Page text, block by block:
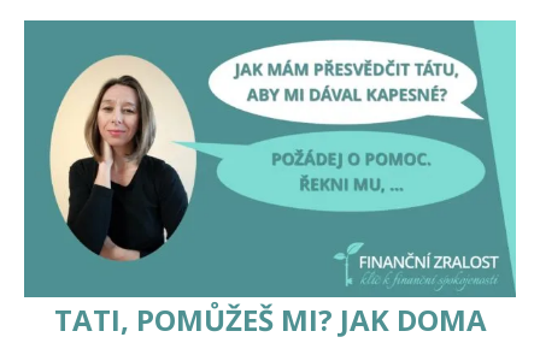
TATI, POMŮŽEŠ MI? JAK DOMA